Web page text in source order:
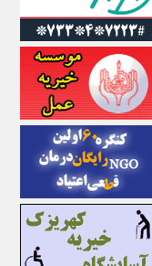
ایرنا
ایسکانیوز
ایسنا
ایکنا
ایلنا
اینتیتر
ایونا نیوز
بازتاب آنلاین
باشگاه خبرنگاران
باغستان نیوز
بامبوک
ببین و بخون
بدینسان